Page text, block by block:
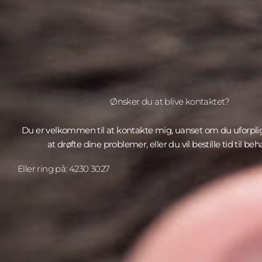
Ønsker du at blive kontaktet?
Du er velkommen til at kontakte mig, uanset om du
at drøfte dine problemer, eller du vil bestille tid til
Eller ring på: 4230 3027